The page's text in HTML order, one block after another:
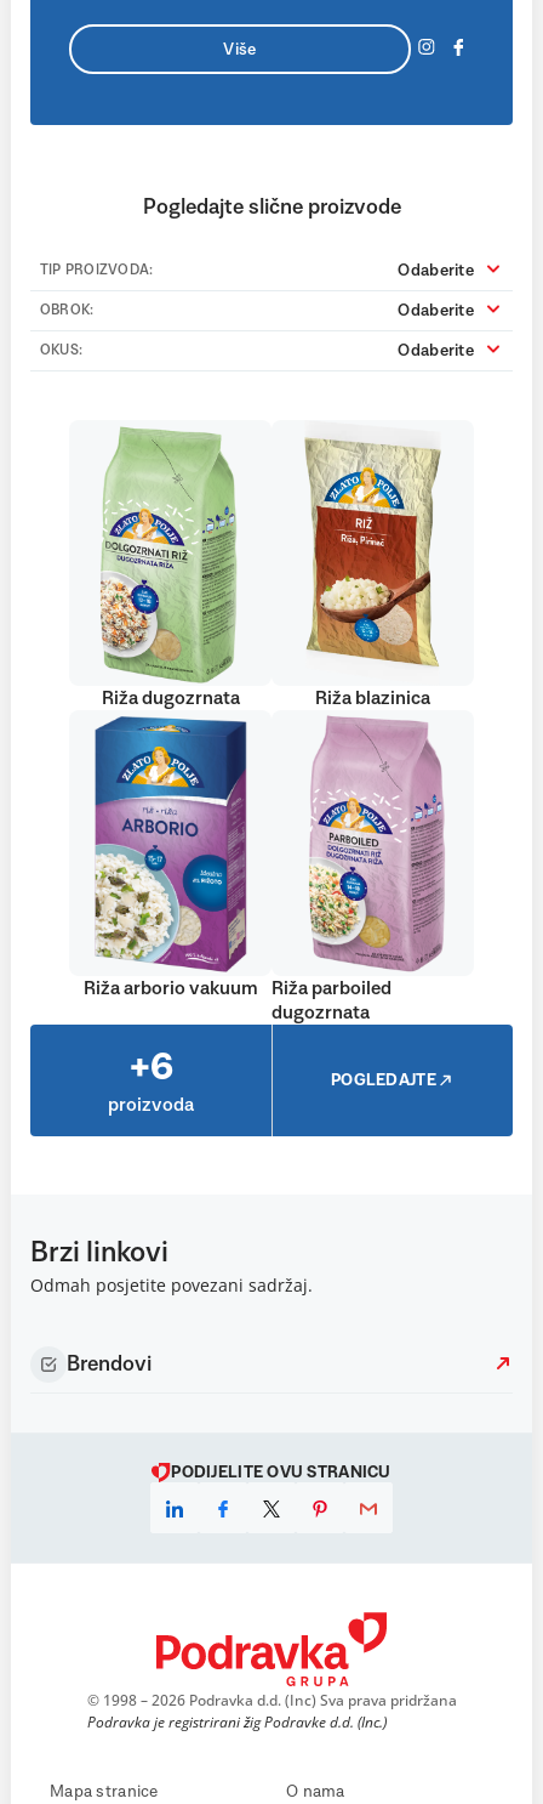
Više
Pogledajte slične proizvode
TIP PROIZVODA: Odaberite
OBROK: Odaberite
OKUS: Odaberite
Riža dugozrnata Riža blazinica
Riža arborio vakuum
Riža parboiled
dugozrnata
+6
proizvoda
POGLEDAJTE
Brzi linkovi
Odmah posjetite povezani sadržaj.
Brendovi
PODIJELITE OVU STRANICU
© 1998 – 2026 Podravka d.d. (Inc) Sva prava pridržana
Podravka je registrirani žig Podravke d.d. (Inc.)
Mapa stranice
O nama